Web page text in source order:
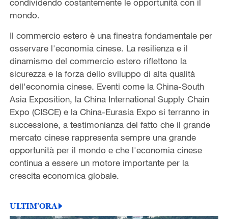
condividendo costantemente le opportunità con il
mondo.
Il commercio estero è una finestra fondamentale per
osservare l'economia cinese. La resilienza e il
dinamismo del commercio estero riflettono la
sicurezza e la forza dello sviluppo di alta qualità
dell'economia cinese. Eventi come la China-South
Asia Exposition, la China International Supply Chain
Expo (CISCE) e la China-Eurasia Expo si terranno in
successione, a testimonianza del fatto che il grande
mercato cinese rappresenta sempre una grande
opportunità per il mondo e che l'economia cinese
continua a essere un motore importante per la
crescita economica globale.
ULTIM'ORA